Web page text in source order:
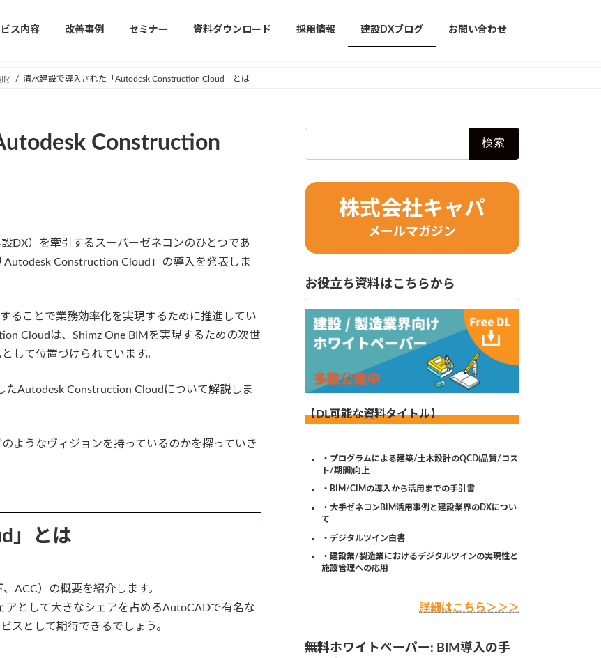
ス内容 改善事例 セミナー 資料ダウンロード 採用情報 建設DXブログ お問い合わせ
清水建設で導入された「Autodesk Construction Cloud」とは
Construction
DX）を牽引するスーパーゼネコンのひとつであ
Construction Cloud」の導入を発表しま
ることで業務効率化を実現するために推進してい
Cloudは、Shimz One BIMを実現するための次世
して位置づけられています。
たAutodesk Construction Cloudについて解説しま
ようなヴィジョンを持っているのかを探っていき
」とは
ACC）の概要を紹介します。
として大きなシェアを占めるAutoCADで有名な
スとして期待できるでしょう。
株式会社キャパ
メールマガジン
お役立ち資料はこちらから
【DL可能な資料タイトル】
・プログラムによる建築/土木設計のQCD(品質/コス
ト/期間)向上
・BIM/CIMの導入から活用までの手引書
・大手ゼネコンBIM活用事例と建設業界のDXについ
て
・デジタルツイン白書
・建設業/製造業におけるデジタルツインの実現性と
施設管理への応用
詳細はこちら＞＞＞
無料ホワイトペーパー: BIM導入の手